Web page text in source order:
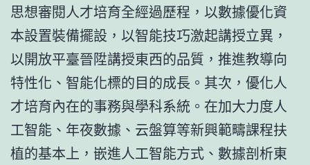
思想審閱人才培育全經過歷程，以數據優化資
本設置裝備擺設，以智能技巧激起講授立異，
以開放平臺晉陞講授東西的品質，推進教導向
特性化、智能化標的目的成長。其次，優化人
才培育內在的事務與學科系統。在加大力度人
工智能、年夜數據、云盤算等新興範疇課程扶
植的基本上，嵌進人工智能方式、數據剖析東